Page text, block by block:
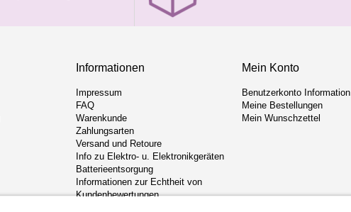
Informationen
Impressum
FAQ
Warenkunde
Zahlungsarten
Versand und Retoure
Info zu Elektro- u. Elektronikgeräten
Batterieentsorgung
Informationen zur Echtheit von
Kundenbewertungen
Mein Konto
Benutzerkonto Information
Meine Bestellungen
Mein Wunschzettel